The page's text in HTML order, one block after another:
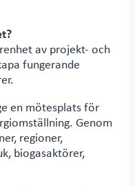
av projekt- och
fungerande
en mötesplats för
Genom
regioner,
biogasaktörer,